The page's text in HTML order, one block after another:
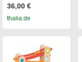
36,00 €
thalia.de